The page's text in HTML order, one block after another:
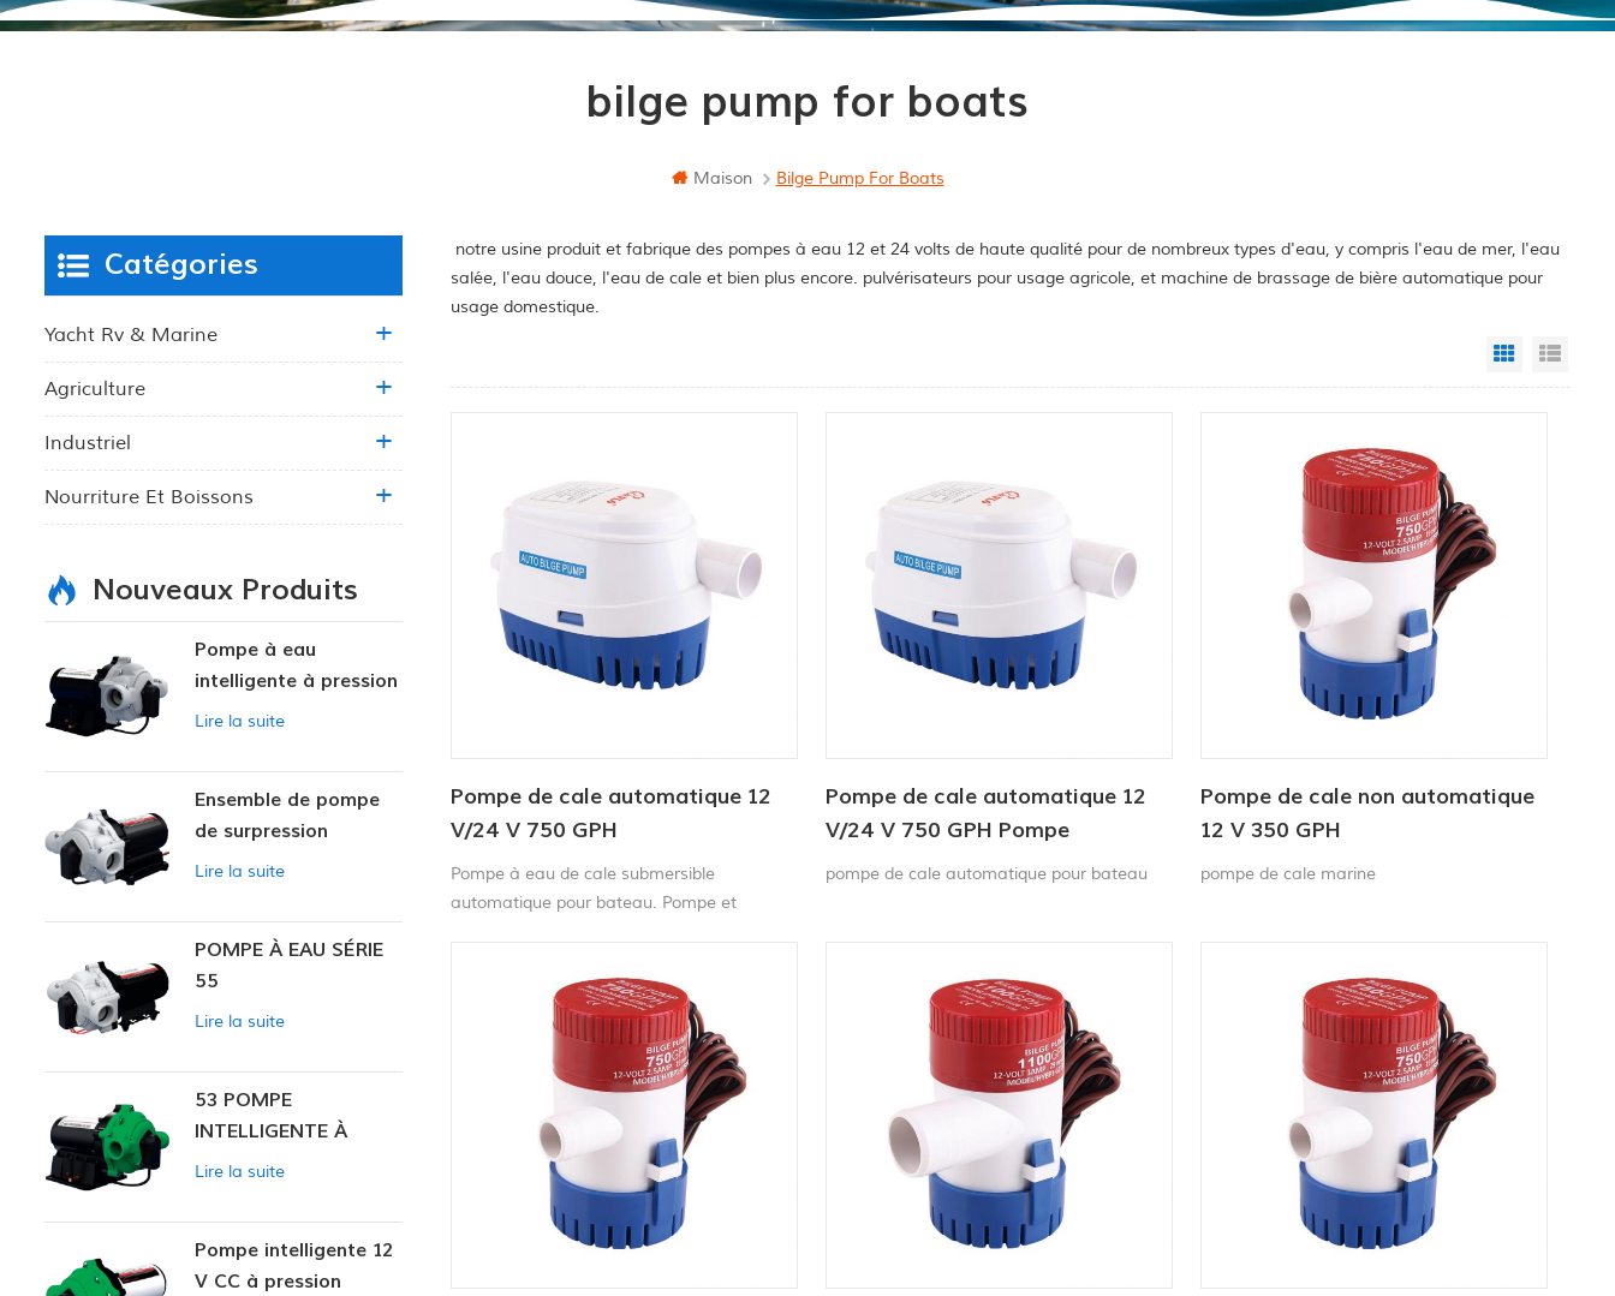
bilge pump for boats
Maison Bilge Pump For Boats
notre usine produit et fabrique des pompes à eau 12 et 24 volts de haute qualité pour de nombreux types d'eau, y compris l'eau de mer, l'eau
salée, l'eau douce, l'eau de cale et bien plus encore. pulvérisateurs pour usage agricole, et machine de brassage de bière automatique pour
usage domestique.
Grid View
Pompe de cale automatique 12
V/24 V 750 GPH
Pompe à eau de cale submersible
automatique pour bateau. Pompe et
requis. Pompe de cale 12 V Il s'allume
lorsque le niveau d'eau monte et s'éteint
lorsque l'eau est retirée.
Pompe de cale automatique 12
V/24 V 750 GPH Pompe
submersible solaire CC
pompe de cale automatique pour bateau
Pompe de cale non automatique
12 V 350 GPH
pompe de cale marine
Catégories
Yacht Rv & Marine
Agriculture
Industriel
Nourriture Et Boissons
Nouveaux Produits
Pompe à eau
intelligente à pression
variable
Lire la suite
Ensemble de pompe
de surpression
intelligente
Lire la suite
POMPE À EAU SÉRIE
55
Lire la suite
53 POMPE
INTELLIGENTE À
PRESSION
Lire la suite
Pompe intelligente 12
V CC à pression